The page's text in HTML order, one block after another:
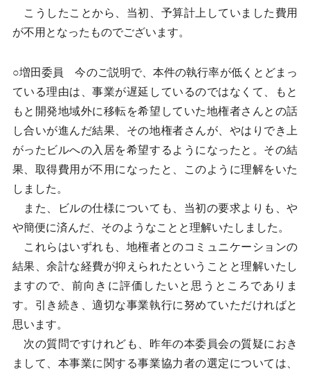
こうしたことから、当初、予算計上していました費用
が不用となったものでございます。
○増田委員 今のご説明で、本件の執行率が低くとどまっ
ている理由は、事業が遅延しているのではなくて、もと
もと開発地域外に移転を希望していた地権者さんとの話
し合いが進んだ結果、その地権者さんが、やはりでき上
がったビルへの入居を希望するようになったと。その結
果、取得費用が不用になったと、このように理解をいた
しました。
また、ビルの仕様についても、当初の要求よりも、や
や簡便に済んだ、そのようなことと理解いたしました。
これらはいずれも、地権者とのコミュニケーションの
結果、余計な経費が抑えられたということと理解いたし
ますので、前向きに評価したいと思うところでありま
す。引き続き、適切な事業執行に努めていただければと
思います。
次の質問ですけれども、昨年の本委員会の質疑におき
まして、本事業に関する事業協力者の選定については、